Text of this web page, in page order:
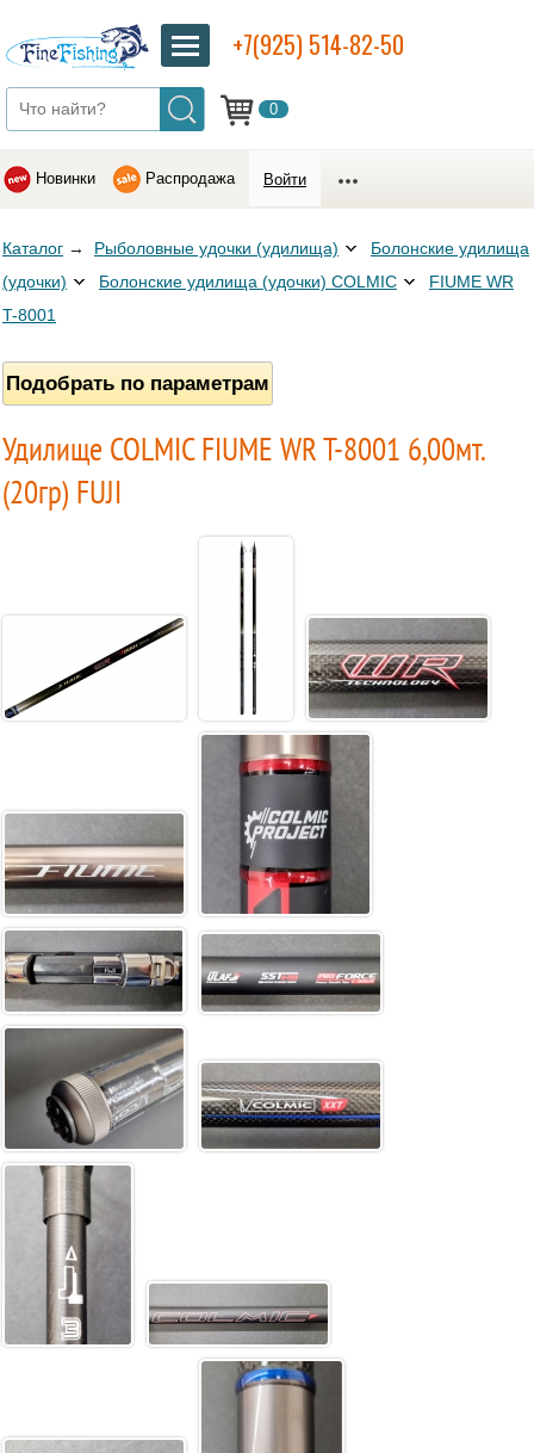
0
+7(925) 514-82-50
Новинки Распродажа Войти
Каталог → Рыболовные удочки (удилища)
Болонские удилища
(удочки)
Болонские удилища (удочки) COLMIC
FIUME WR
T-8001
Подобрать по параметрам
Удилище COLMIC FIUME WR T-8001 6,00мт.
(20гр) FUJI